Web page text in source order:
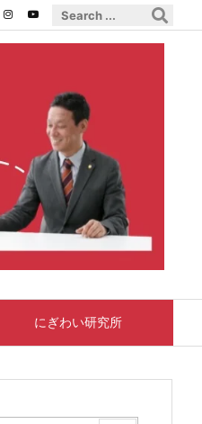
にぎわい研究所